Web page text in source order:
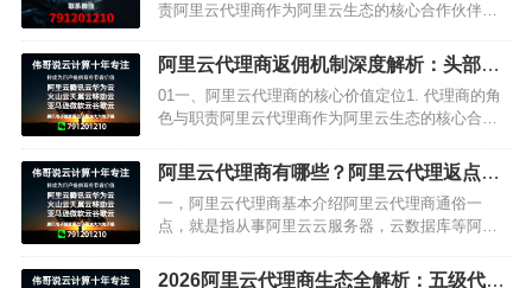
责阿里云代理商作为阿里云生态的核心合作伙伴，
里云全系列云产品，包括云服务器ECS、云数据库
RDS、对象存…
阿里云代理商返佣机制深度解析：头部代
理优势与企业合作策略
01一、阿里云代理商的核心价值定位1. 代理商的角
色与职责阿里云代理商作为阿里云生态的核心合作
销售阿里云全系列云产品，包括云服务器ECS、云
数据库RDS…
阿里云代理商有哪些？阿里云代理返点是
真的么？
一，阿里云代理商基本介绍阿里云代理商通俗一
点，就是指从事阿里云云服务器，云数据库等阿里
有云产品出去，阿里云给予该代理商一定比例的提
2026阿里云代理商生态全解析：五级代理